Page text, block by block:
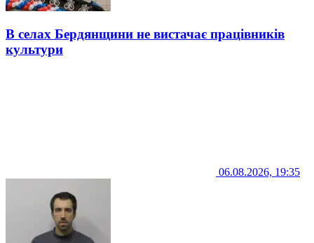
В селах Бердянщини не вистачає працівників
культури
06.08.2026, 19:35